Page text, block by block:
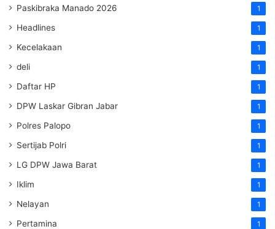
Paskibraka Manado 2026 1
Headlines 1
Kecelakaan 1
deli 1
Daftar HP 1
DPW Laskar Gibran Jabar 1
Polres Palopo 1
Sertijab Polri 1
LG DPW Jawa Barat 1
Iklim 1
Nelayan 1
Pertamina 1